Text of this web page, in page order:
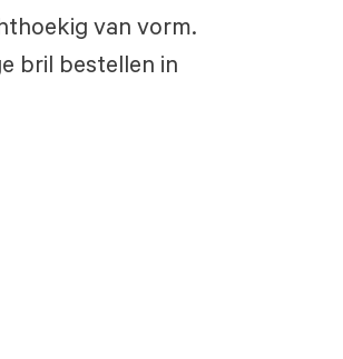
van vorm.
bril bestellen in